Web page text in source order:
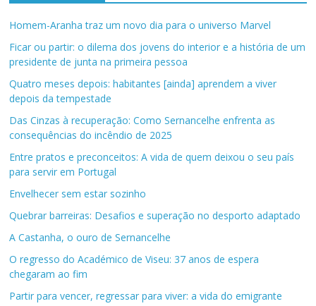
Homem-Aranha traz um novo dia para o universo Marvel
Ficar ou partir: o dilema dos jovens do interior e a história de um
presidente de junta na primeira pessoa
Quatro meses depois: habitantes [ainda] aprendem a viver
depois da tempestade
Das Cinzas à recuperação: Como Sernancelhe enfrenta as
consequências do incêndio de 2025
Entre pratos e preconceitos: A vida de quem deixou o seu país
para servir em Portugal
Envelhecer sem estar sozinho
Quebrar barreiras: Desafios e superação no desporto adaptado
A Castanha, o ouro de Sernancelhe
O regresso do Académico de Viseu: 37 anos de espera
chegaram ao fim
Partir para vencer, regressar para viver: a vida do emigrante